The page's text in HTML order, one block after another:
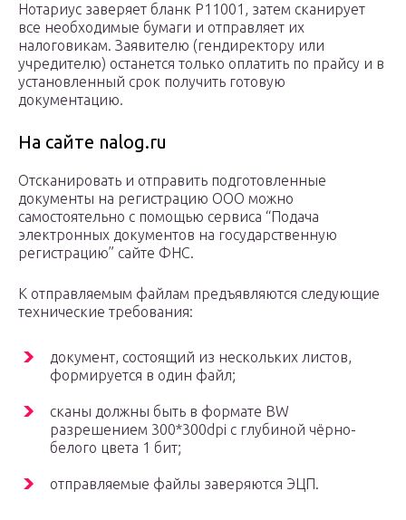
Нотариус заверяет бланк Р11001, затем сканирует
все необходимые бумаги и отправляет их
налоговикам. Заявителю (гендиректору или
учредителю) останется только оплатить по прайсу и в
установленный срок получить готовую
документацию.
На сайте nalog.ru
Отсканировать и отправить подготовленные
документы на регистрацию ООО можно
самостоятельно с помощью сервиса “Подача
электронных документов на государственную
регистрацию” сайте ФНС.
К отправляемым файлам предъявляются следующие
технические требования:
документ, состоящий из нескольких листов,
формируется в один файл;
сканы должны быть в формате BW
разрешением 300*300dpi с глубиной чёрно-
белого цвета 1 бит;
отправляемые файлы заверяются ЭЦП.